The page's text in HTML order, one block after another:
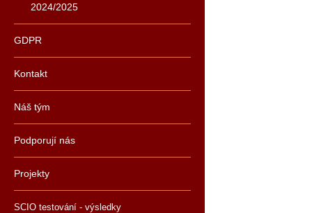
2024/2025
GDPR
Kontakt
Náš tým
Podporují nás
Projekty
SCIO testování - výsledky